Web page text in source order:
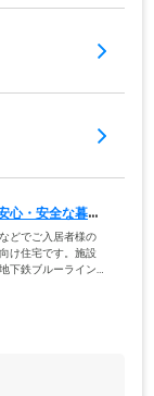
心・安全な暮ら
どでご入居者様の
け住宅です。施設
下鉄ブルーライン
スーパーマーケッ
のほか、お一人で